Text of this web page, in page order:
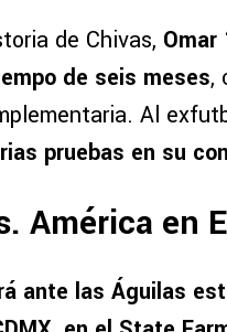
de Chivas, Omar
de seis meses,
Al
pruebas en su
América en
ante las Águilas